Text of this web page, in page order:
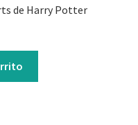
de Harry Potter